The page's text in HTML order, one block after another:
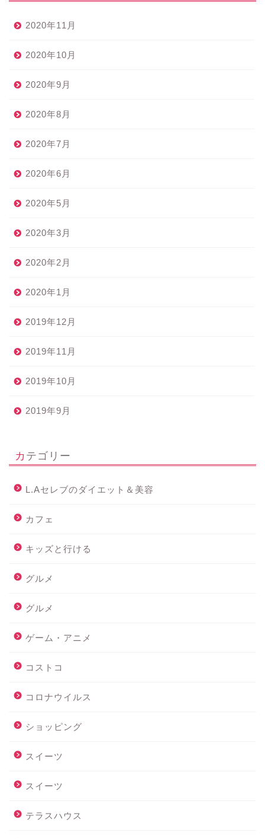
2020年11月
2020年10月
2020年9月
2020年8月
2020年7月
2020年6月
2020年5月
2020年3月
2020年2月
2020年1月
2019年12月
2019年11月
2019年10月
2019年9月
カテゴリー
L.Aセレブのダイエット＆美容
カフェ
キッズと行ける
グルメ
グルメ
ゲーム・アニメ
コストコ
コロナウイルス
ショッピング
スイーツ
スイーツ
テラスハウス